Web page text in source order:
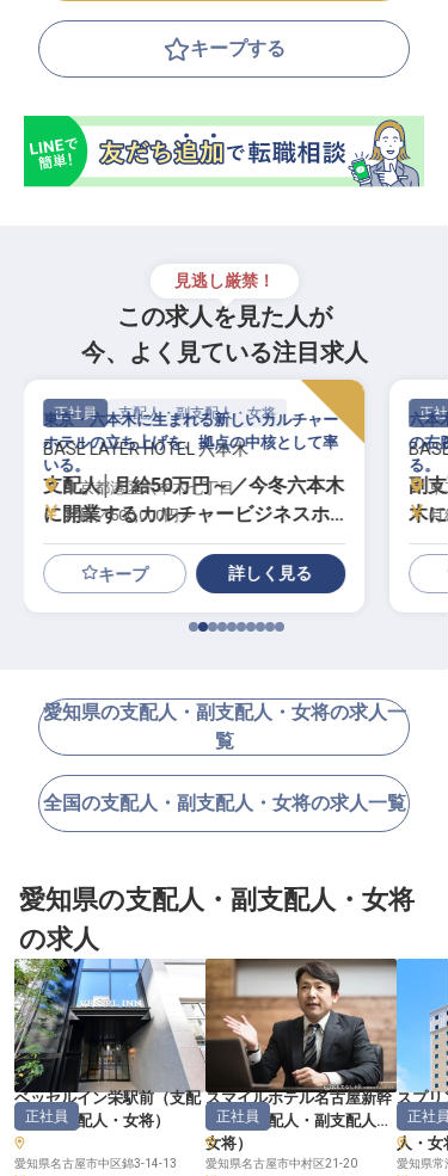
キープする
見逃し厳禁！
この求人を見た人が
今、よく見ている注目求人
正社員 支配人・副支配人・女将
BASE LAYER HOTEL 六本木
支配人│月給50万円～／今冬六本木
に開業するカルチャービジネスホ
テル／立ち上げの中核を担う
東京・六本木に生まれる新しいカルチャー
ホテルの立ち上げを、拠点の中核として率
いる。
東京都港区六本木七丁目
月給／500,000円～
キープ 詳しく見る
正社
副
木
ホ
上げ
六本
の右
る。
東
月
愛知県の支配人・副支配人・女将の求人一
覧
全国の支配人・副支配人・女将の求人一覧
愛知県の支配人・副支配人・女将
の求人
ベッセルイン栄駅前（支配
人・副支配人・女将）
正社員
愛知県名古屋市中区錦3-14-13
スマイルホテル名古屋新幹
線口（支配人・副支配人・
女将）
正社員
愛知県名古屋市中村区21-20
スプリ
古屋常
人・女
正社員
愛知県常